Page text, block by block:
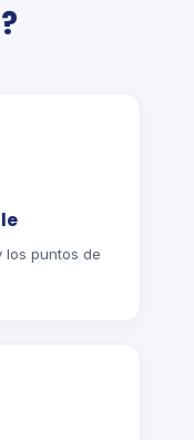
los puntos de